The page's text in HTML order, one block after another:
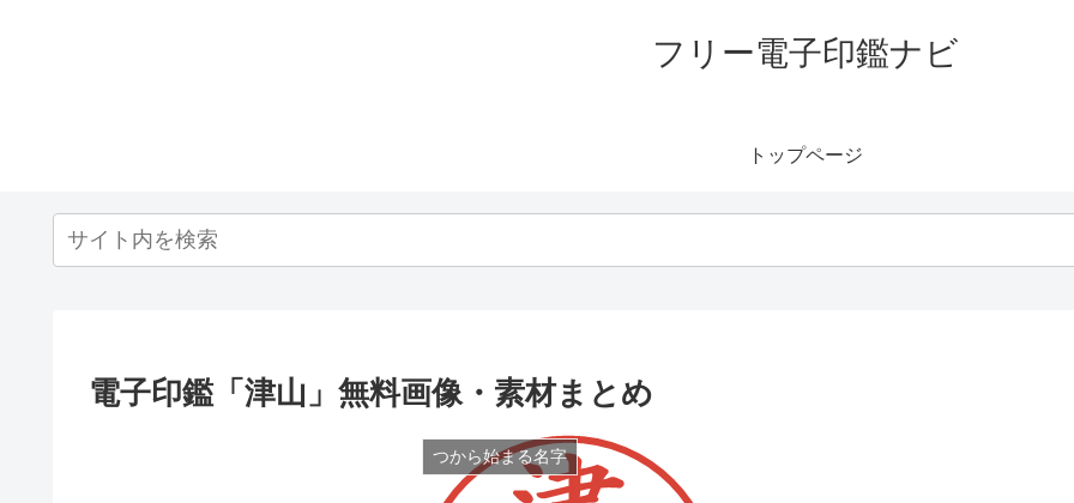
フリー電子印鑑ナビ
トップページ
電子印鑑「津山」無料画像・素材まとめ
つから始まる名字